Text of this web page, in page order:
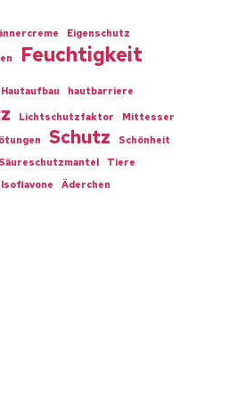
Eigenschutz
Feuchtigkeit
Hautaufbau hautbarriere
Lichtschutzfaktor Mittesser
Schutz
Schönheit
Säureschutzmantel Tiere
Äderchen